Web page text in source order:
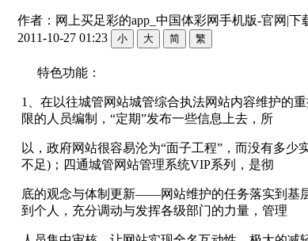
作者：网上买足彩的app_中国体彩网手机版-官网|下
2011-10-27 01:23
特色功能：
1、在以往城管网站城管综合执法网站内容维护的
限的人员编制，“定期”发布一些信息上去，所
以，政府网站很容易沦为“面子工程”，而没有多少
不足)；四通城管网站管理系统VIP系列，是彻
底的观念与体制更新——网站维护的任务落实到基
到个人，充分调动与发挥各级部门的力量，管理